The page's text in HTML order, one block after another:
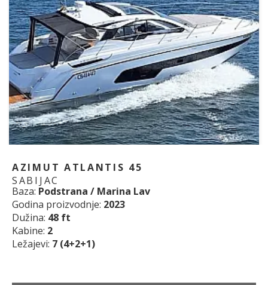
AZIMUT ATLANTIS 45
SABIJAC
Baza: Podstrana / Marina Lav
Godina proizvodnje: 2023
Dužina: 48 ft
Kabine: 2
Ležajevi: 7 (4+2+1)